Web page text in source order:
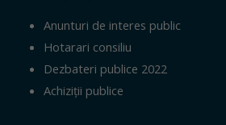
Anunturi de interes public
Hotarari consiliu
Dezbateri publice 2022
Achiziții publice